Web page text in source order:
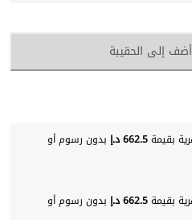
أضف إلى الحقيبة
662.5 د.إ بدون رسوم أو
662.5 د.إ بدون رسوم أو